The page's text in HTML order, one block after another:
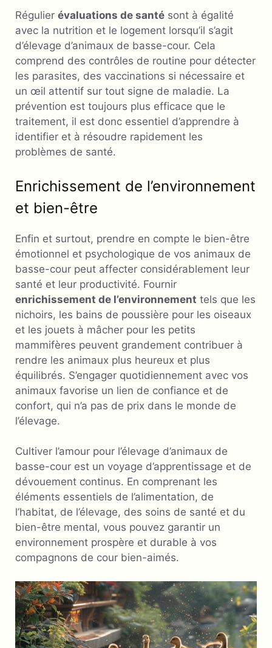
Régulier évaluations de santé sont à égalité
avec la nutrition et le logement lorsqu’il s’agit
d’élevage d’animaux de basse-cour. Cela
comprend des contrôles de routine pour détecter
les parasites, des vaccinations si nécessaire et
un œil attentif sur tout signe de maladie. La
prévention est toujours plus efficace que le
traitement, il est donc essentiel d’apprendre à
identifier et à résoudre rapidement les
problèmes de santé.
Enrichissement de l’environnement
et bien-être
Enfin et surtout, prendre en compte le bien-être
émotionnel et psychologique de vos animaux de
basse-cour peut affecter considérablement leur
santé et leur productivité. Fournir
enrichissement de l’environnement tels que les
nichoirs, les bains de poussière pour les oiseaux
et les jouets à mâcher pour les petits
mammifères peuvent grandement contribuer à
rendre les animaux plus heureux et plus
équilibrés. S’engager quotidiennement avec vos
animaux favorise un lien de confiance et de
confort, qui n’a pas de prix dans le monde de
l’élevage.
Cultiver l’amour pour l’élevage d’animaux de
basse-cour est un voyage d’apprentissage et de
dévouement continus. En comprenant les
éléments essentiels de l’alimentation, de
l’habitat, de l’élevage, des soins de santé et du
bien-être mental, vous pouvez garantir un
environnement prospère et durable à vos
compagnons de cour bien-aimés.